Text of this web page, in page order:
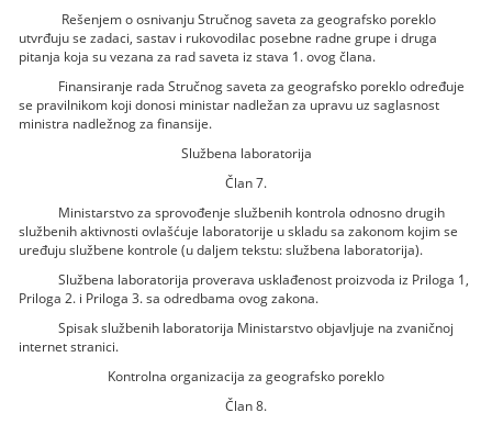
Rešenjem o osnivanju Stručnog saveta za geografsko poreklo
utvrđuju se zadaci, sastav i rukovodilac posebne radne grupe i druga
pitanja koja su vezana za rad saveta iz stava 1. ovog člana.
Finansiranje rada Stručnog saveta za geografsko poreklo određuje
se pravilnikom koji donosi ministar nadležan za upravu uz saglasnost
ministra nadležnog za finansije.
Službena laboratorija
Član 7.
Ministarstvo za sprovođenje službenih kontrola odnosno drugih
službenih aktivnosti ovlašćuje laboratorije u skladu sa zakonom kojim se
uređuju službene kontrole (u daljem tekstu: službena laboratorija).
Službena laboratorija proverava usklađenost proizvoda iz Priloga 1,
Priloga 2. i Priloga 3. sa odredbama ovog zakona.
Spisak službenih laboratorija Ministarstvo objavljuje na zvaničnoj
internet stranici.
Kontrolna organizacija za geografsko poreklo
Član 8.